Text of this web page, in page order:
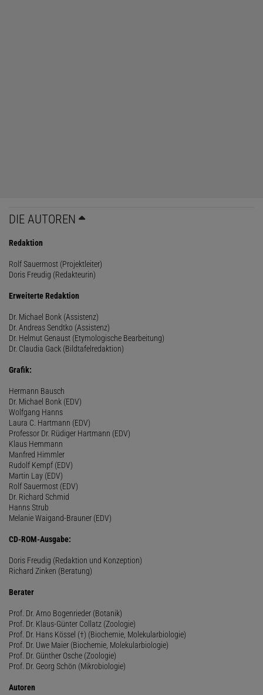
DIE AUTOREN
Redaktion
Rolf Sauermost (Projektleiter)
Doris Freudig (Redakteurin)
Erweiterte Redaktion
Dr. Michael Bonk (Assistenz)
Dr. Andreas Sendtko (Assistenz)
Dr. Helmut Genaust (Etymologische Bearbeitung)
Dr. Claudia Gack (Bildtafelredaktion)
Grafik:
Hermann Bausch
Dr. Michael Bonk (EDV)
Wolfgang Hanns
Laura C. Hartmann (EDV)
Professor Dr. Rüdiger Hartmann (EDV)
Klaus Hemmann
Manfred Himmler
Rudolf Kempf (EDV)
Martin Lay (EDV)
Rolf Sauermost (EDV)
Dr. Richard Schmid
Hanns Strub
Melanie Waigand-Brauner (EDV)
CD-ROM-Ausgabe:
Doris Freudig (Redaktion und Konzeption)
Richard Zinken (Beratung)
Berater
Prof. Dr. Arno Bogenrieder (Botanik)
Prof. Dr. Klaus-Günter Collatz (Zoologie)
Prof. Dr. Hans Kössel (†) (Biochemie, Molekularbiologie)
Prof. Dr. Uwe Maier (Biochemie, Molekularbiologie)
Prof. Dr. Günther Osche (Zoologie)
Prof. Dr. Georg Schön (Mikrobiologie)
Autoren